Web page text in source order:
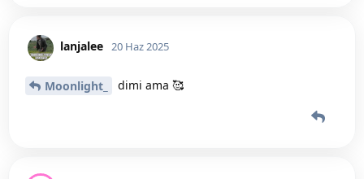
lanjalee 20 Haz 2025
Moonlight_ dimi ama 🥰